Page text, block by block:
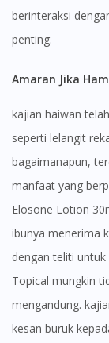
berinteraksi
penting.
Amaran Jika
kajian haiwan
seperti lelangit
bagaimanapun,
manfaat yang
Elosone Lotion
ibunya menerima
dengan teliti
Topical mungkin
mengandung.
kesan buruk